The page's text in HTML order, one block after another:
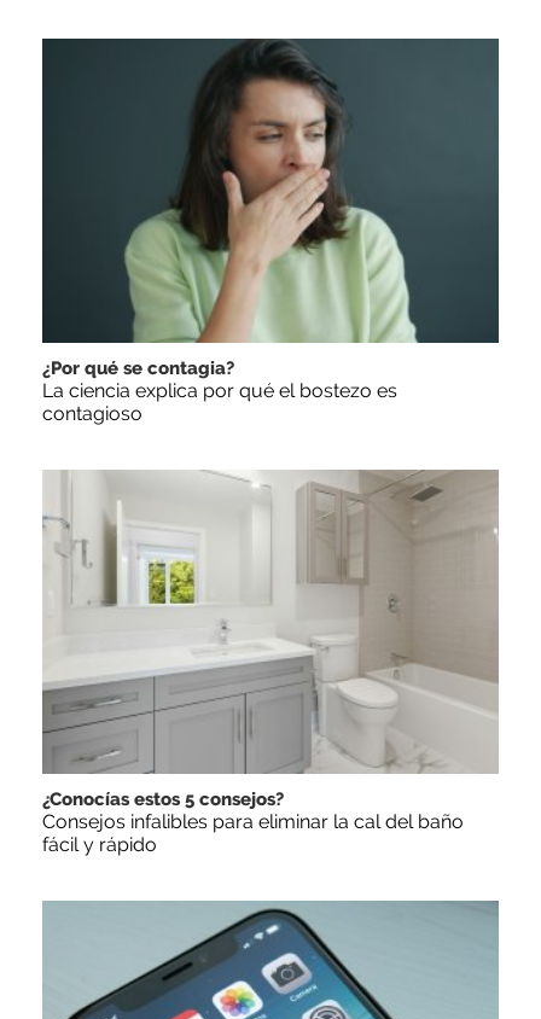
¿Por qué se contagia?
La ciencia explica por qué el bostezo es
contagioso
¿Conocías estos 5 consejos?
Consejos infalibles para eliminar la cal del baño
fácil y rápido